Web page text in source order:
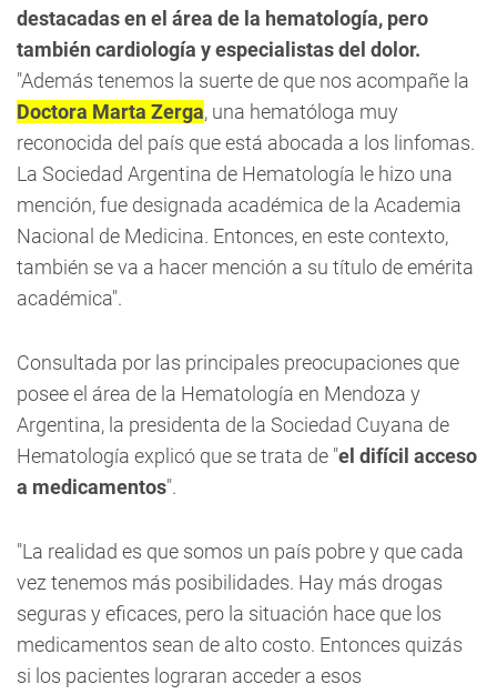
destacadas en el área de la hematología, pero
también cardiología y especialistas del dolor.
"Además tenemos la suerte de que nos acompañe la
Doctora Marta Zerga, una hematóloga muy
reconocida del país que está abocada a los linfomas.
La Sociedad Argentina de Hematología le hizo una
mención, fue designada académica de la Academia
Nacional de Medicina. Entonces, en este contexto,
también se va a hacer mención a su título de emérita
académica".
Consultada por las principales preocupaciones que
posee el área de la Hematología en Mendoza y
Argentina, la presidenta de la Sociedad Cuyana de
Hematología explicó que se trata de "el difícil acceso
a medicamentos".
"La realidad es que somos un país pobre y que cada
vez tenemos más posibilidades. Hay más drogas
seguras y eficaces, pero la situación hace que los
medicamentos sean de alto costo. Entonces quizás
si los pacientes lograran acceder a esos